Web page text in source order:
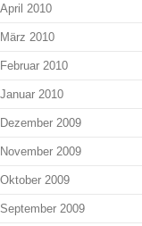
April 2010
März 2010
Februar 2010
Januar 2010
Dezember 2009
November 2009
Oktober 2009
September 2009